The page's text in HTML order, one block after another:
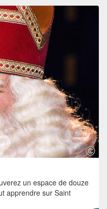
un espace de douze
apprendre sur Saint